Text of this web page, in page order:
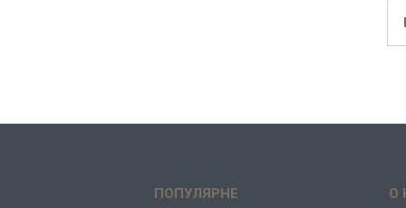
ПОПУЛЯРНЕ О